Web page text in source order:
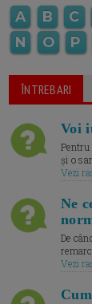
A B C
N
O P
ÎNTREBARI
Voi
și o
Vezi
Ne
De
Vezi